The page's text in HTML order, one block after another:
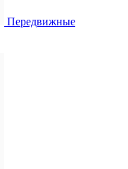
Передвижные